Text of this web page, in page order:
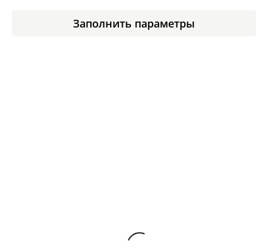
Заполнить параметры